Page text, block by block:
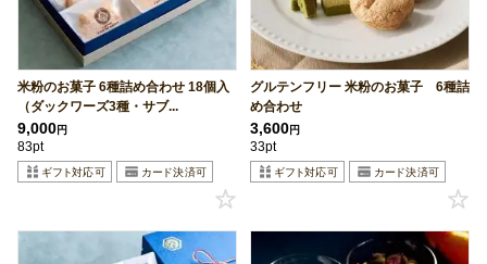
米粉のお菓子 6種詰め合わせ 18個入
（ダックワーズ3種・サブ...
9,000円
83pt
グルテンフリー 米粉のお菓子 6種詰
め合わせ
3,600円
33pt